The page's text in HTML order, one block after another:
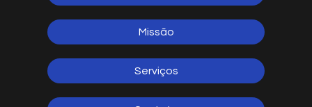
Missão
Serviços